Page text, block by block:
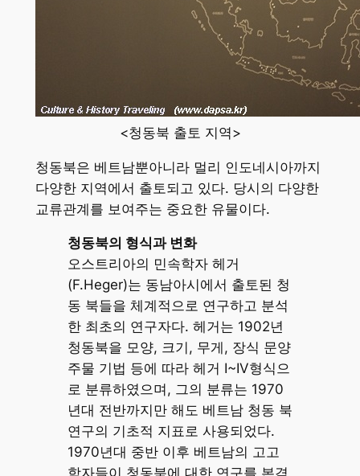
<청동북 출토 지역>
청동북은 베트남뿐아니라 멀리 인도네시아까지
다양한 지역에서 출토되고 있다. 당시의 다양한
교류관계를 보여주는 중요한 유물이다.
청동북의 형식과 변화
오스트리아의 민속학자 헤거
(F.Heger)는 동남아시에서 출토된 청
동 북들을 체계적으로 연구하고 분석
한 최초의 연구자다. 헤거는 1902년
청동북을 모양, 크기, 무게, 장식 문양
주물 기법 등에 따라 헤거 I~IV형식으
로 분류하였으며, 그의 분류는 1970
년대 전반까지만 해도 베트남 청동 북
연구의 기초적 지표로 사용되었다.
1970년대 중반 이후 베트남의 고고